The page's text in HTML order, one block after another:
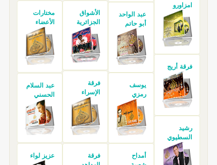
امزاورو
فرقة أريج
رشيد
السطيوي
عبد الواحد
أبو حاتم
يوسف
رمزي
أمداح
الأشواق
الجزائرية
فرقة
الإسراء
فرقة
مختارات
الأعضاء
عبد السلام
الحسني
عزيز لواء